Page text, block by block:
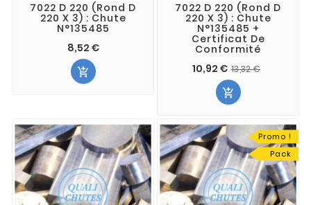
7022 D 220 (Rond D
220 X 3) : Chute
N°135485
8,52 €

7022 D 220 (Rond D
220 X 3) : Chute
N°135485 +
Certificat De
Conformité
10,92 € 13,32 €

Promo !
Pack